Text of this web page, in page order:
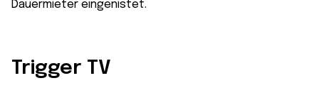
Dauermieter eingenistet.
Trigger TV